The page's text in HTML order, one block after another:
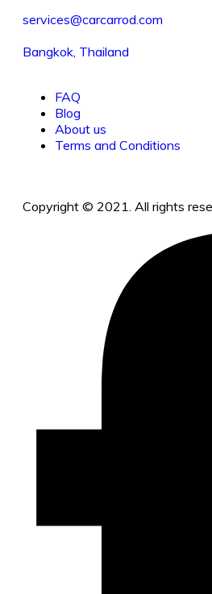
services@carcarrod.com
Bangkok, Thailand
FAQ
Blog
About us
Terms and Conditions
Copyright © 2021. All rights